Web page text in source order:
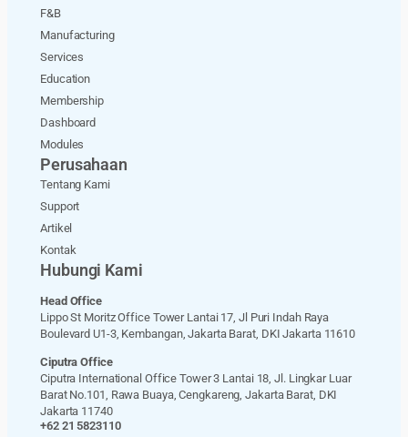
F&B
Manufacturing
Services
Education
Membership
Dashboard
Modules
Perusahaan
Tentang Kami
Support
Artikel
Kontak
Hubungi Kami
Head Office
Lippo St Moritz Office Tower Lantai 17, Jl Puri Indah Raya
Boulevard U1-3, Kembangan, Jakarta Barat, DKI Jakarta 11610
Ciputra Office
Ciputra International Office Tower 3 Lantai 18, Jl. Lingkar Luar
Barat No.101, Rawa Buaya, Cengkareng, Jakarta Barat, DKI
Jakarta 11740
+62 21 5823110